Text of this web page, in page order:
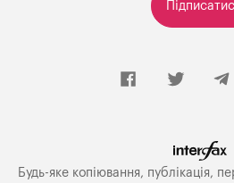
Будь-яке копiювання, публiкацiя,